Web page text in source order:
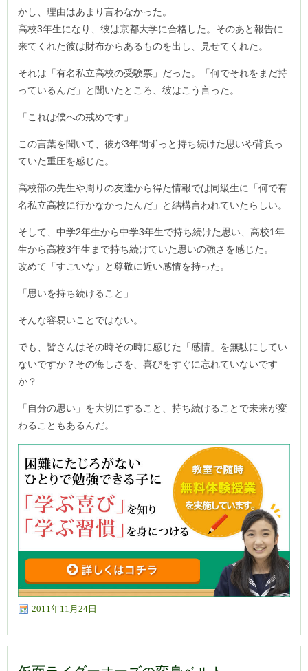
かし、理由はあまり言わなかった。
高校3年生になり、彼は京都大学に合格した。そのあと報告に
来てくれた彼は財布からあるものを出し、見せてくれた。
それは「有名私立高校の受験票」だった。「何でそれをまだ持
っているんだ」と聞いたところ、彼はこう言った。
「これは僕への戒めです」
この言葉を聞いて、彼が3年間ずっと持ち続けた思いや背負っ
ていた重圧を感じた。
高校部の先生や周りの友達から得た情報では同級生に「何で有
名私立高校に行かなかったんだ」と結構言われていたらしい。
そして、中学2年生から中学3年生で持ち続けた思い、高校1年
生から高校3年生まで持ち続けていた思いの強さを感じた。
改めて「すごいな」と尊敬に近い感情を持った。
「思いを持ち続けること」
そんな容易いことではない。
でも、皆さんはその時その時に感じた「感情」を無駄にしてい
ないですか？その悔しさを、喜びをすぐに忘れていないです
か？
「自分の思い」を大切にすること、持ち続けることで未来が変
わることもあるんだ。
2011年11月24日